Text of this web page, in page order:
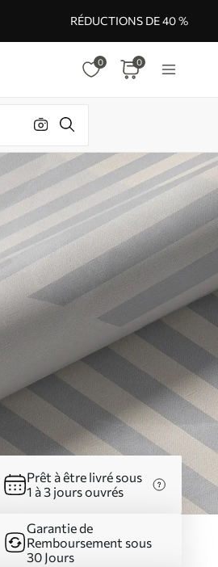
RÉDUCTIONS DE 40 %
0 0
Prêt à être livré sous
1 à 3 jours ouvrés
Garantie de
Remboursement sous
30 Jours